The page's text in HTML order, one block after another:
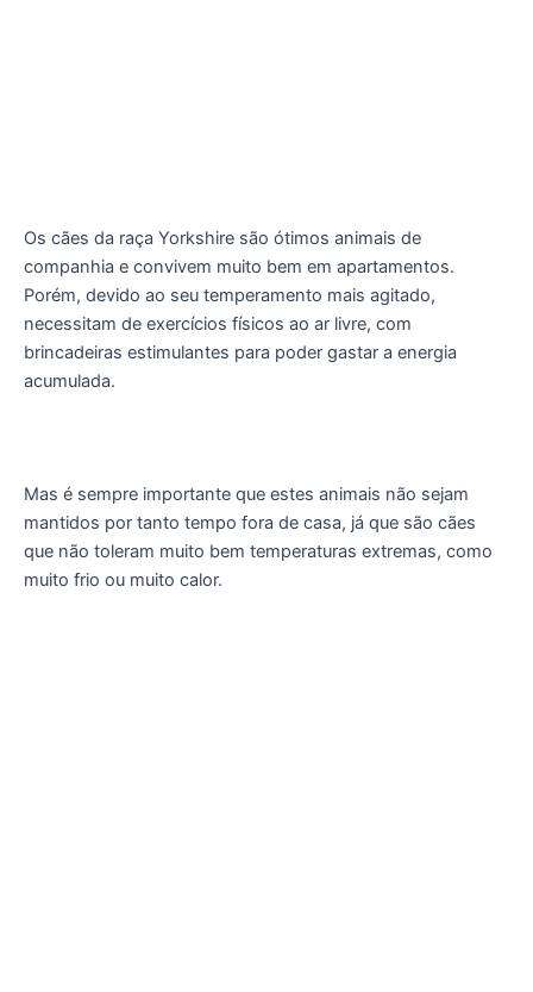
Os cães da raça Yorkshire são ótimos animais de
companhia e convivem muito bem em apartamentos.
Porém, devido ao seu temperamento mais agitado,
necessitam de exercícios físicos ao ar livre, com
brincadeiras estimulantes para poder gastar a energia
acumulada.
Mas é sempre importante que estes animais não sejam
mantidos por tanto tempo fora de casa, já que são cães
que não toleram muito bem temperaturas extremas, como
muito frio ou muito calor.